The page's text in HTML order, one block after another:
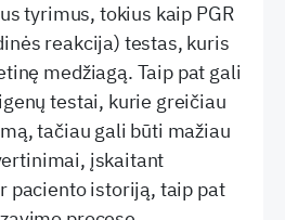
tyrimus, tokius kaip PGR
reakcija) testas, kuris
medžiagą. Taip pat gali
testai, kurie greičiau
tačiau gali būti mažiau
įskaitant
paciento istoriją, taip pat